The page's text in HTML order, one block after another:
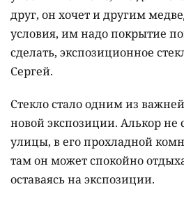
друг, он хочет и другим
условия, им надо покрытие
сделать, экспозиционное
Сергей.
Стекло стало одним из
новой экспозиции. Алькор
улицы, в его прохладной
там он может спокойно
оставаясь на экспозиции.